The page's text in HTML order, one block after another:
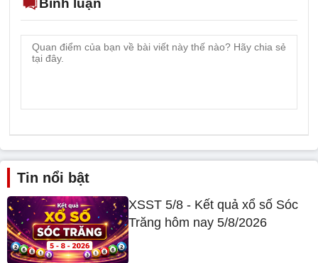
Tin nổi bật
XSST 5/8 - Kết quả xổ số Sóc
Trăng hôm nay 5/8/2026